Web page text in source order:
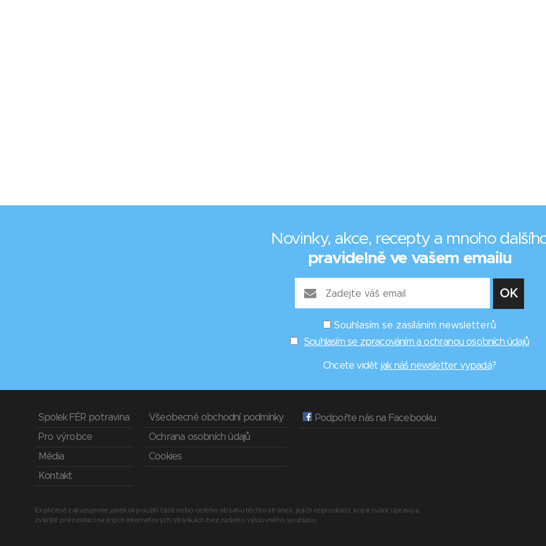
Novinky, akce, recepty a mnoho
pravidelně ve vašem emailu
Souhlasím se zasíláním newsletterů
Souhlasím se zpracováním a ochranou osobních údajů
Chcete vidět jak náš newsletter vypadá?
Spolek FÉR potravina
Pro výrobce
Média
Kontakt
Všeobecné obchodní podmínky
Ochrana osobních údajů
Cookies
Podpořte nás na Facebooku
Explicitně zakazujeme jakékoli použití části nebo celého obsahu těchto stránek, jejich reprodukci, kopírování, úpravu a
zvláště prezentaci na jiných internetových stránkách bez našeho výslovného souhlasu.